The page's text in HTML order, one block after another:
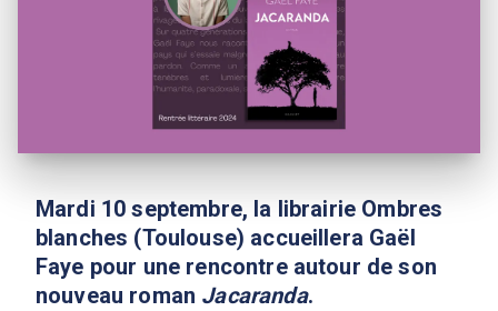
Mardi 10 septembre, la librairie Ombres
blanches (Toulouse) accueillera Gaël
Faye pour une rencontre autour de son
nouveau roman Jacaranda.